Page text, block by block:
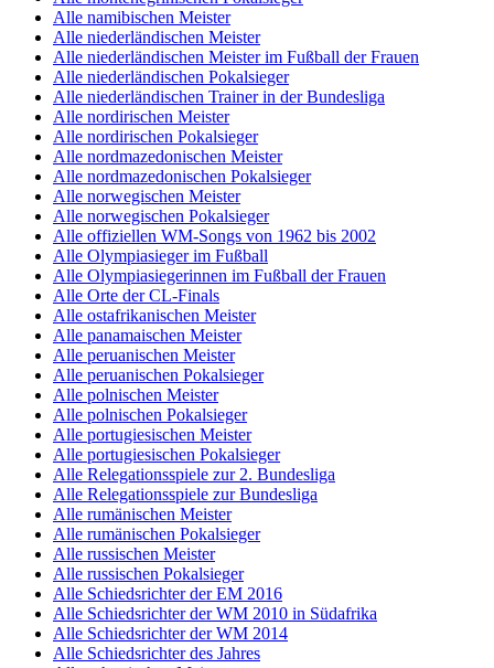
Alle namibischen Meister
Alle niederländischen Meister
Alle niederländischen Meister im Fußball der Frauen
Alle niederländischen Pokalsieger
Alle niederländischen Trainer in der Bundesliga
Alle nordirischen Meister
Alle nordirischen Pokalsieger
Alle nordmazedonischen Meister
Alle nordmazedonischen Pokalsieger
Alle norwegischen Meister
Alle norwegischen Pokalsieger
Alle offiziellen WM-Songs von 1962 bis 2002
Alle Olympiasieger im Fußball
Alle Olympiasiegerinnen im Fußball der Frauen
Alle Orte der CL-Finals
Alle ostafrikanischen Meister
Alle panamaischen Meister
Alle peruanischen Meister
Alle peruanischen Pokalsieger
Alle polnischen Meister
Alle polnischen Pokalsieger
Alle portugiesischen Meister
Alle portugiesischen Pokalsieger
Alle Relegationsspiele zur 2. Bundesliga
Alle Relegationsspiele zur Bundesliga
Alle rumänischen Meister
Alle rumänischen Pokalsieger
Alle russischen Meister
Alle russischen Pokalsieger
Alle Schiedsrichter der EM 2016
Alle Schiedsrichter der WM 2010 in Südafrika
Alle Schiedsrichter der WM 2014
Alle Schiedsrichter des Jahres